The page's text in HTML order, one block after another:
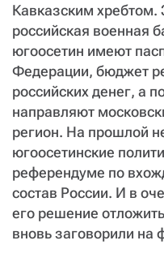
Кавказским хребтом.
российская военная
югоосетин имеют
Федерации, бюджет
российских денег, а
направляют
регион. На прошлой
югоосетинские
референдуме по
состав России. И в
его решение
вновь заговорили на